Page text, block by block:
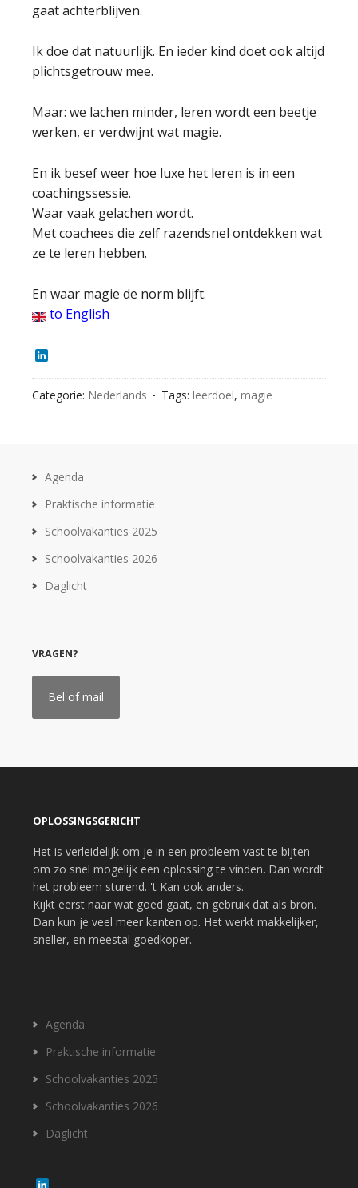
gaat achterblijven.
Ik doe dat natuurlijk. En ieder kind doet ook altijd
plichtsgetrouw mee.
Maar: we lachen minder, leren wordt een beetje
werken, er verdwijnt wat magie.
En ik besef weer hoe luxe het leren is in een
coachingssessie.
Waar vaak gelachen wordt.
Met coachees die zelf razendsnel ontdekken wat
ze te leren hebben.
En waar magie de norm blijft.
to English
Categorie: Nederlands Tags: leerdoel, magie
Agenda
Praktische informatie
Schoolvakanties 2025
Schoolvakanties 2026
Daglicht
VRAGEN?
Bel of mail
OPLOSSINGSGERICHT
Het is verleidelijk om je in een probleem vast te bijten
om zo snel mogelijk een oplossing te vinden. Dan wordt
het probleem sturend. 't Kan ook anders.
Kijkt eerst naar wat goed gaat, en gebruik dat als bron.
Dan kun je veel meer kanten op. Het werkt makkelijker,
sneller, en meestal goedkoper.
Agenda
Praktische informatie
Schoolvakanties 2025
Schoolvakanties 2026
Daglicht